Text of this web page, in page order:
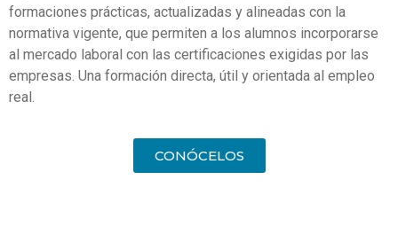
formaciones prácticas, actualizadas y alineadas con la
normativa vigente, que permiten a los alumnos incorporarse
al mercado laboral con las certificaciones exigidas por las
empresas. Una formación directa, útil y orientada al empleo
real.
CONÓCELOS